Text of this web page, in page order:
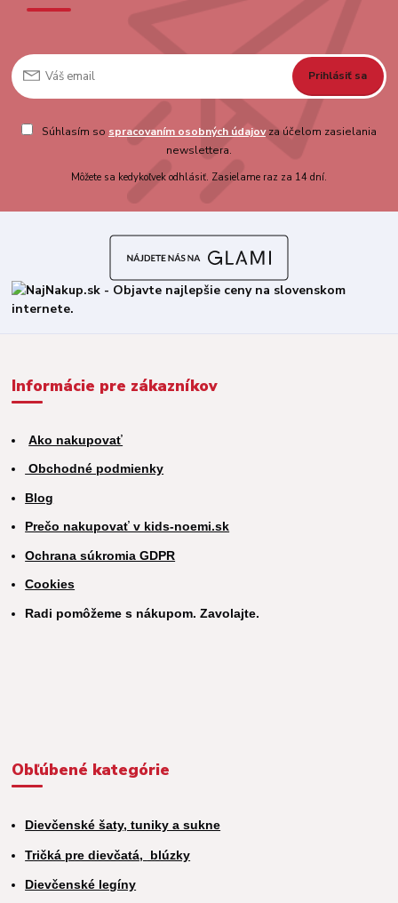
Prihlásiť sa
Súhlasím so spracovaním osobných údajovza účelom zasielania
newslettera.
Môžete sa kedykoľvek odhlásiť. Zasielame raz za 14 dní.
Informácie pre zákazníkov
Ako nakupovať
Obchodné podmienky
Blog
Prečo nakupovať v kids-noemi.sk
Ochrana súkromia GDPR
Cookies
Radi pomôžeme s nákupom. Zavolajte.
Obľúbené kategórie
Dievčenské šaty, tuniky a sukne
Tričká pre dievčatá, blúzky
Dievčenské legíny